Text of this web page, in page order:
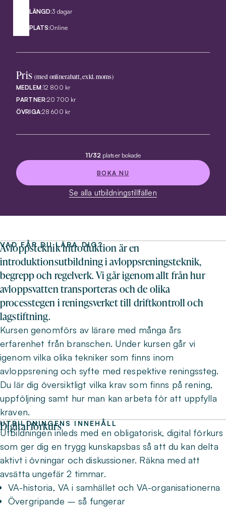
LÄNGD:3 dagar
PLATS:Online
Pris(med onlinerabatt, exkl. moms)
MEDLEM:12 800 kr
PARTNER:20 700 kr
ÖVRIGA:28 600 kr
11/32 platser bokade
BOKA NU
Se alla utbildningstillfällen
VAD FÅR DU LÄRA DIG?
Avloppsteknik introduktion är en
introduktionsutbildning i avloppsreningsteknik,
begrepp och regelverk. Vi går igenom allt från hur
avloppsvatten transporteras och de olika
processtegen i reningsverket till driftkontroll och
lagstiftning.
Kursen genomförs av lärare med många års
erfarenhet från branschen. Under kursen går vi
igenom vilka olika tekniker som finns inom
avloppsrening och syfte med respektive reningssteg.
Du lär dig översiktligt vilka krav som finns på rening,
uppföljning samt hur man kan arbeta för att uppfylla
kraven.
UTBILDNINGENS INNEHÅLL
Digital förkurs
Utbildningen inleds med en obligatorisk, digital förkurs
som ger dig en trygg kunskapsbas så att du kan delta
aktivt i övningar och diskussioner. Räkna med att
avsätta ungefär 2 timmar.
VA-historia, VA i samhället och VA-organisationerna
Övergripande – så fungerar